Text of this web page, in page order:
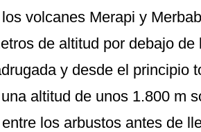
volcanes Merapi y
de altitud por debajo
y desde el principio
altitud de unos 1.800 m
los arbustos antes de